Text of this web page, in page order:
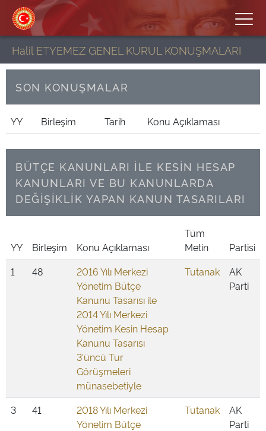
Halil ETYEMEZ GENEL KURUL KONUŞMALARI
SON KONUŞMALAR
YY Birleşim Tarih Konu Açıklaması
BÜTÇE KANUNLARI İLE KESİN HESAP
KANUNLARI VE BU KANUNLARDA
DEĞİŞİKLİK YAPAN KANUN TASARILARI
YY Birleşim Konu Açıklaması
Tüm
Metin
Partisi
1
48
2016 Yılı Merkezi
Yönetim Bütçe
Kanunu Tasarısı ile
2014 Yılı Merkezi
Yönetim Kesin Hesap
Kanunu Tasarısı
3'üncü Tur
Görüşmeleri
münasebetiyle
Tutanak
AK
Parti
3 41
2018 Yılı Merkezi
Yönetim Bütçe
Tutanak
AK
Parti